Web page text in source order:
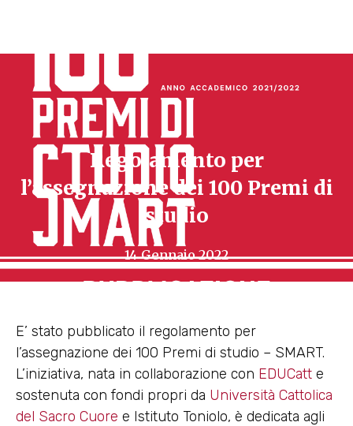
Regolamento per
l’assegnazione dei 100 Premi di
studio
14 Gennaio 2022
E’ stato pubblicato il regolamento per
l’assegnazione dei 100 Premi di studio – SMART.
L’iniziativa, nata in collaborazione con EDUCatt e
sostenuta con fondi propri da Università Cattolica
del Sacro Cuore e Istituto Toniolo, è dedicata agli